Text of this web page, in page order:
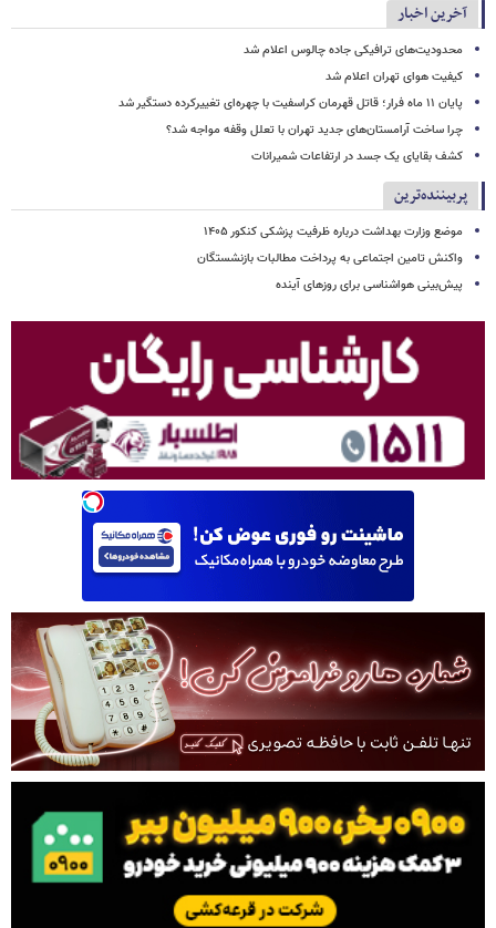
آخرین اخبار
محدودیت‌های ترافیکی جاده چالوس اعلام شد
کیفیت هوای تهران اعلام شد
پایان ۱۱ ماه فرار؛ قاتل قهرمان کراسفیت با چهره‌ای تغییرکرده دستگیر شد
چرا ساخت آرامستان‌های جدید تهران با تعلل وقفه مواجه شد؟
کشف بقایای یک جسد در ارتفاعات شمیرانات
پربیننده‌ترین
موضع وزارت بهداشت درباره ظرفیت پزشکی کنکور ۱۴۰۵
واکنش تامین اجتماعی به پرداخت مطالبات بازنشستگان
پیش‌بینی هواشناسی برای روزهای آینده